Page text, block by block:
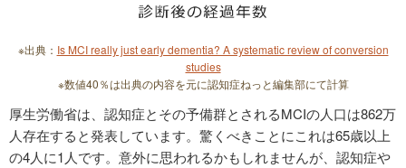
※出典： Is MCI really just early dementia? A systematic review of conversion
studies
※数値40％は出典の内容を元に認知症ねっと編集部にて計算
厚生労働省は、認知症とその予備群とされるMCIの人口は862万
人存在すると発表しています。驚くべきことにこれは65歳以上
の4人に1人です。意外に思われるかもしれませんが、認知症や